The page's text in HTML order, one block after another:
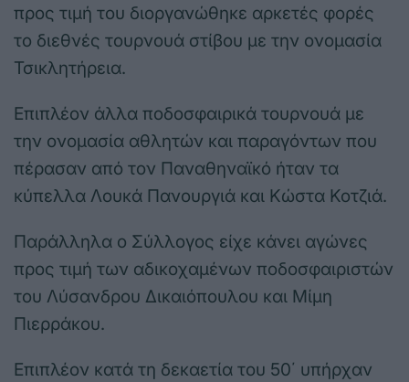
προς τιμή του διοργανώθηκε αρκετές φορές
το διεθνές τουρνουά στίβου με την ονομασία
Τσικλητήρεια.
Επιπλέον άλλα ποδοσφαιρικά τουρνουά με
την ονομασία αθλητών και παραγόντων που
πέρασαν από τον Παναθηναϊκό ήταν τα
κύπελλα Λουκά Πανουργιά και Κώστα Κοτζιά.
Παράλληλα ο Σύλλογος είχε κάνει αγώνες
προς τιμή των αδικοχαμένων ποδοσφαιριστών
του Λύσανδρου Δικαιόπουλου και Μίμη
Πιερράκου.
Επιπλέον κατά τη δεκαετία του 50΄ υπήρχαν